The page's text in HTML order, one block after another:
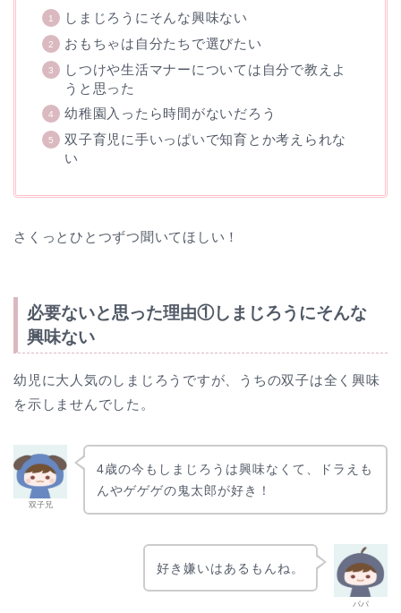
しまじろうにそんな興味ない
おもちゃは自分たちで選びたい
しつけや生活マナーについては自分で教えよ
うと思った
幼稚園入ったら時間がないだろう
双子育児に手いっぱいで知育とか考えられな
い
さくっとひとつずつ聞いてほしい！
必要ないと思った理由①しまじろうにそんな
興味ない
幼児に大人気のしまじろうですが、うちの双子は全く興味
を示しませんでした。
双子兄
4歳の今もしまじろうは興味なくて、ドラえも
んやゲゲゲの鬼太郎が好き！
パパ
好き嫌いはあるもんね。